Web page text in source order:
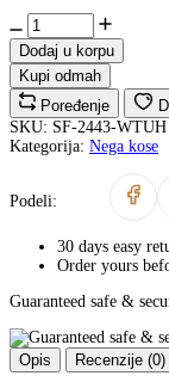
Dodaj u korpu
Kupi odmah
Poređenje
SKU: SF-2443-WTUH
Kategorija: Nega kose
Podeli:
30 days easy
Order yours
Guaranteed safe &
Opis Recenzije (0)